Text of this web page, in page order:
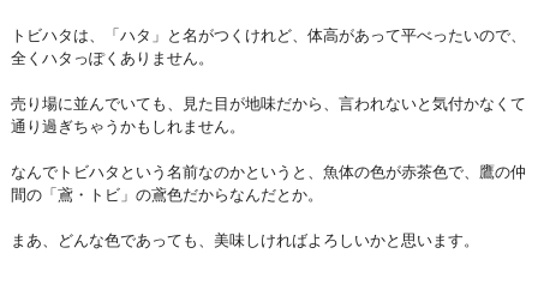
トビハタは、「ハタ」と名がつくけれど、体高があって平べったいので、
全くハタっぽくありません。
売り場に並んでいても、見た目が地味だから、言われないと気付かなくて
通り過ぎちゃうかもしれません。
なんでトビハタという名前なのかというと、魚体の色が赤茶色で、鷹の仲
間の「鳶・トビ」の鳶色だからなんだとか。
まあ、どんな色であっても、美味しければよろしいかと思います。